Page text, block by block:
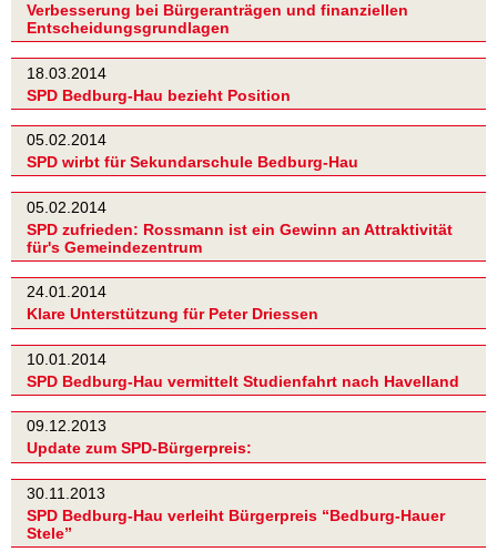
Verbesserung bei Bürgeranträgen und finanziellen
Entscheidungsgrundlagen
18.03.2014
SPD Bedburg-Hau bezieht Position
05.02.2014
SPD wirbt für Sekundarschule Bedburg-Hau
05.02.2014
SPD zufrieden: Rossmann ist ein Gewinn an Attraktivität
für's Gemeindezentrum
24.01.2014
Klare Unterstützung für Peter Driessen
10.01.2014
SPD Bedburg-Hau vermittelt Studienfahrt nach Havelland
09.12.2013
Update zum SPD-Bürgerpreis:
30.11.2013
SPD Bedburg-Hau verleiht Bürgerpreis “Bedburg-Hauer
Stele”